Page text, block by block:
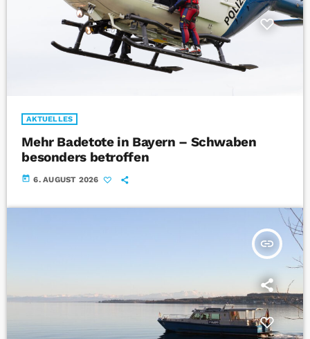
AKTUELLES
Mehr Badetote in Bayern – Schwaben
besonders betroffen
today 6. AUGUST 2026
insert_link